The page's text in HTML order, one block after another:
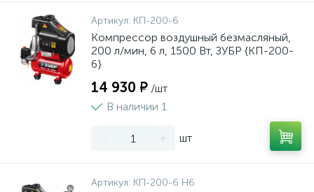
Артикул: КП-200-6
Компрессор воздушный безмасляный,
200 л/мин, 6 л, 1500 Вт, ЗУБР {КП-200-
6}
14 930 ₽ /шт
В наличии 1
- + шт
Артикул: КП-200-6 Н6